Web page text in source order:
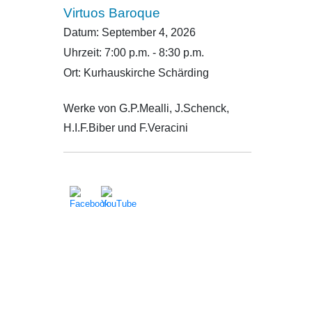
Virtuos Baroque
Datum: September 4, 2026
Uhrzeit: 7:00 p.m. - 8:30 p.m.
Ort: Kurhauskirche Schärding
Werke von G.P.Mealli, J.Schenck,
H.I.F.Biber und F.Veracini